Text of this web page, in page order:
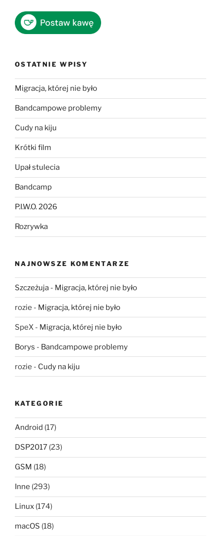
OSTATNIE WPISY
Migracja, której nie było
Bandcampowe problemy
Cudy na kiju
Krótki film
Upał stulecia
Bandcamp
P.I.W.O. 2026
Rozrywka
NAJNOWSZE KOMENTARZE
Szczeżuja - Migracja, której nie było
rozie - Migracja, której nie było
SpeX - Migracja, której nie było
Borys - Bandcampowe problemy
rozie - Cudy na kiju
KATEGORIE
Android (17)
DSP2017 (23)
GSM (18)
Inne (293)
Linux (174)
macOS (18)